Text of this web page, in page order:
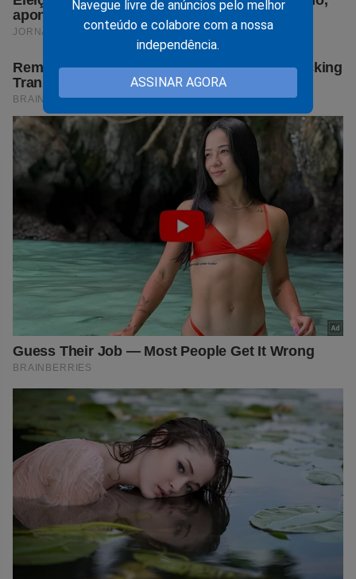
Navegue livre de anúncios pelo melhor
conteúdo e colabore com a nossa
independência.
ASSINAR AGORA